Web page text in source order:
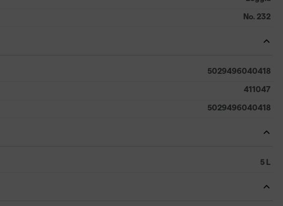
No. 232
5029496040418
411047
5029496040418
5 L